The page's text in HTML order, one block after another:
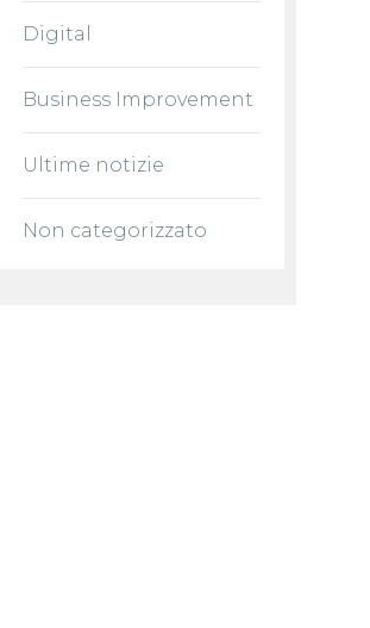
Digital
Business Improvement
Ultime notizie
Non categorizzato